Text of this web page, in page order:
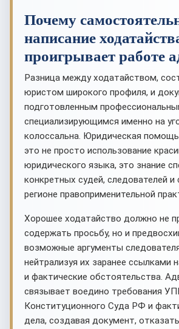
Почему
написание
проигрывает работе
Разница между ходатайством,
юристом широкого профиля, и
подготовленным
специализирующимся именно на
колоссальна. Юридическая
это не просто использование
юридического языка, это знание
конкретных судей, следователей
регионе правоприменительной
Хорошее ходатайство должно не
содержать просьбу, но и
возможные аргументы
нейтрализуя их заранее ссылками
и фактические обстоятельства.
связывает воедино требования
Конституционного Суда РФ и
дела, создавая документ,